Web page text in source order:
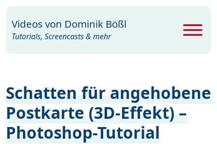
Schatten für angehobene
Postkarte (3D-Effekt) –
Photoshop-Tutorial
Videos von Dominik Bößl
Tutorials, Screencasts & mehr
Excel
Photoshop
PowerPoint